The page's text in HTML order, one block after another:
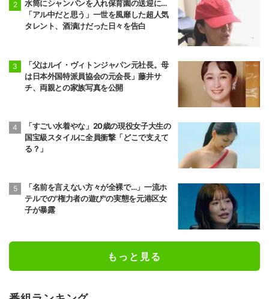
水筒にシャンパンを入れ保育園の送迎に…
「アル中だと思う」一世を風靡した超人気
タレント、酒漬けだった日々を告白
「父はルイ・ヴィトンジャパン元社長。母
は日本外国特派員協会の元会長」藤井サ
チ、両親との家族写真を公開
「すごい水着やな」20歳の現役女子大生の
国宝級スタイルに全員衝撃「どこで支えて
る？」
「名前を言えない方々が全裸で…」一流ホ
テルでの"権力者の遊び"の実態を元港区女
子が暴露
もっと見る